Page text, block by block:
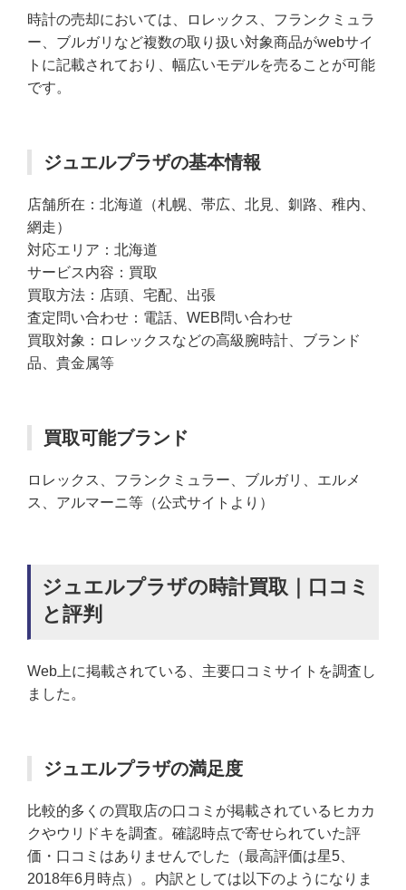
時計の売却においては、ロレックス、フランクミュラ
ー、ブルガリなど複数の取り扱い対象商品がwebサイ
トに記載されており、幅広いモデルを売ることが可能
です。
ジュエルプラザの基本情報
店舗所在：北海道（札幌、帯広、北見、釧路、稚内、
網走）
対応エリア：北海道
サービス内容：買取
買取方法：店頭、宅配、出張
査定問い合わせ：電話、WEB問い合わせ
買取対象：ロレックスなどの高級腕時計、ブランド
品、貴金属等
買取可能ブランド
ロレックス、フランクミュラー、ブルガリ、エルメ
ス、アルマーニ等（公式サイトより）
ジュエルプラザの時計買取｜口コミ
と評判
Web上に掲載されている、主要口コミサイトを調査し
ました。
ジュエルプラザの満足度
比較的多くの買取店の口コミが掲載されているヒカカ
クやウリドキを調査。確認時点で寄せられていた評
価・口コミはありませんでした（最高評価は星5、
2018年6月時点）。内訳としては以下のようになりま